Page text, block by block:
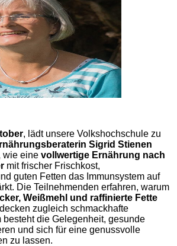
, lädt unsere Volkshochschule zu
Sigrid Stienen
wie eine vollwertige Ernährung nach
mit frischer Frischkost,
guten Fetten das Immunsystem auf
Die Teilnehmenden erfahren, warum
Weißmehl und raffinierte Fette
zugleich schmackhafte
besteht die Gelegenheit, gesunde
und sich für eine genussvolle
zu lassen.